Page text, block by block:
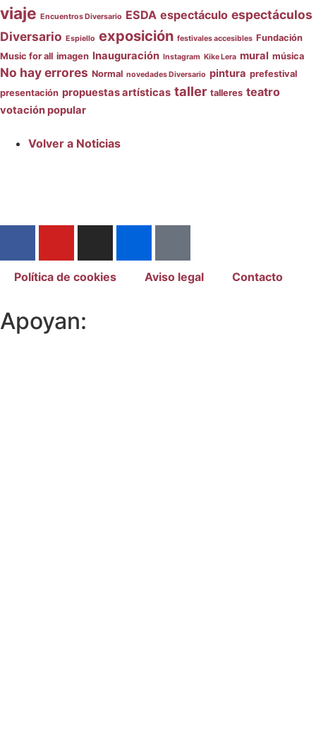
viaje Encuentros Diversario ESDA espectáculo espectáculos
Diversario Espiello exposición festivales accesibles Fundación
Music for all imagen Inauguración Instagram Kike Lera mural música
No hay errores Normal novedades Diversario pintura prefestival
presentación propuestas artísticas taller talleres teatro
votación popular
Volver a Noticias
Política de cookies Aviso legal Contacto
Apoyan: